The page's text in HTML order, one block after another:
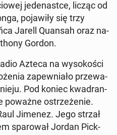
je­de­na­st­ce, licząc od
po­ja­wi­ły się trzy
Jarell Quansah oraz na­
Gordon.
Azteca na wy­so­ko­ści
za­pew­nia­ło prze­wa­
Pod koniec kwa­dran­
poważne ostrze­że­nie.
Jimenez. Jego strzał
spa­ro­wał Jordan Pick­